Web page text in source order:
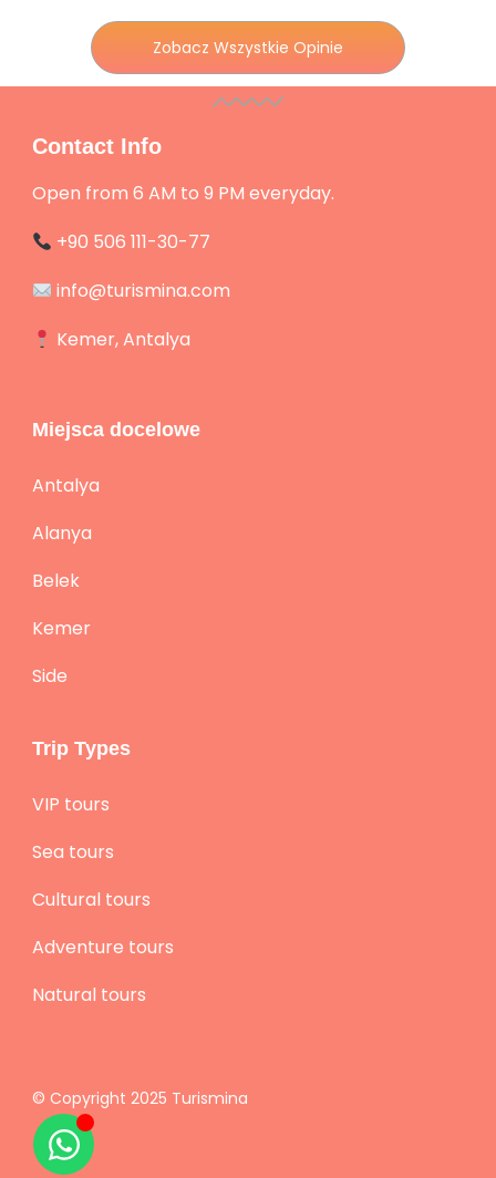
Zobacz Wszystkie Opinie
Contact Info
Open from 6 AM to 9 PM everyday.
+90 506 111-30-77
info@turismina.com
Kemer, Antalya
Miejsca docelowe
Antalya
Alanya
Belek
Kemer
Side
Trip Types
VIP tours
Sea tours
Cultural tours
Adventure tours
Natural tours